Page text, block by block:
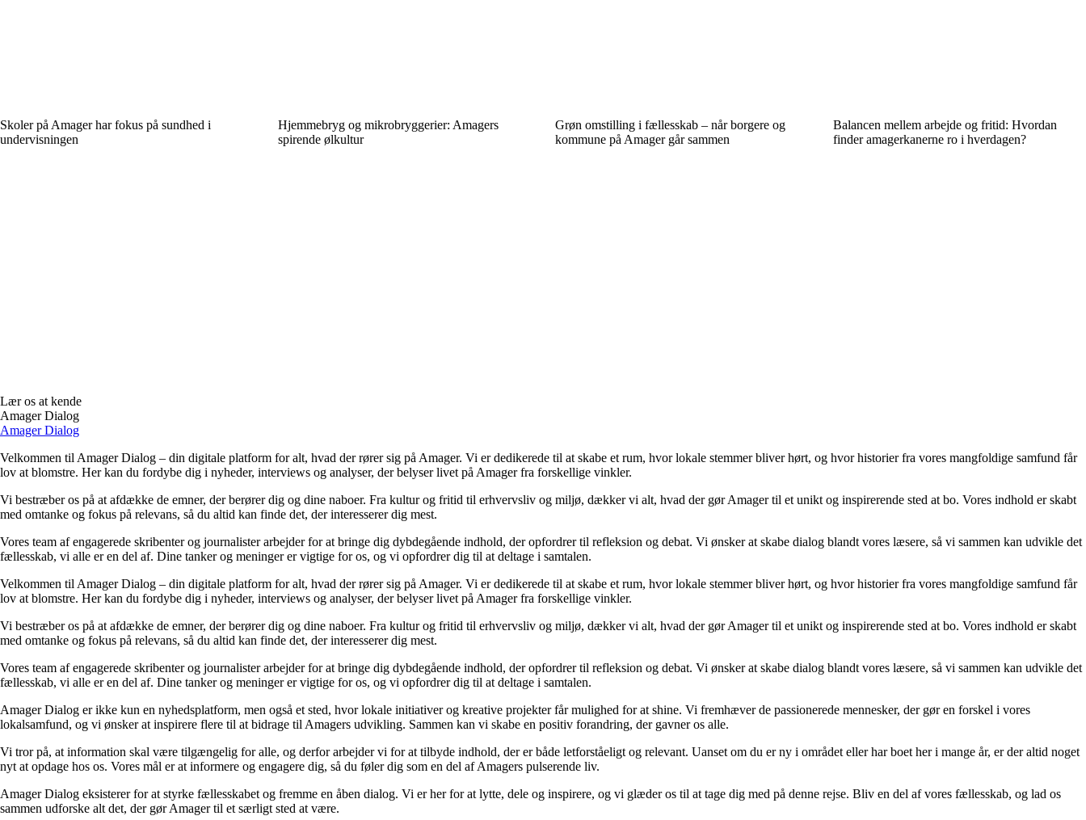
Skoler på Amager har fokus på sundhed i
undervisningen
Hjemmebryg og mikrobryggerier: Amagers
spirende ølkultur
Grøn omstilling i fællesskab – når borgere og
kommune på Amager går sammen
Balancen mellem arbejde og fritid: Hvordan
finder amagerkanerne ro i hverdagen?
Lær os at kende
Amager Dialog
Amager Dialog
Velkommen til Amager Dialog – din digitale platform for alt, hvad der rører sig på Amager. Vi er dedikerede til at skabe et rum, hvor lokale stemmer bliver hørt, og hvor historier fra vores mangfoldige samfund får
lov at blomstre. Her kan du fordybe dig i nyheder, interviews og analyser, der belyser livet på Amager fra forskellige vinkler.
Vi bestræber os på at afdække de emner, der berører dig og dine naboer. Fra kultur og fritid til erhvervsliv og miljø, dækker vi alt, hvad der gør Amager til et unikt og inspirerende sted at bo. Vores indhold er skabt
med omtanke og fokus på relevans, så du altid kan finde det, der interesserer dig mest.
Vores team af engagerede skribenter og journalister arbejder for at bringe dig dybdegående indhold, der opfordrer til refleksion og debat. Vi ønsker at skabe dialog blandt vores læsere, så vi sammen kan udvikle det
fællesskab, vi alle er en del af. Dine tanker og meninger er vigtige for os, og vi opfordrer dig til at deltage i samtalen.
Velkommen til Amager Dialog – din digitale platform for alt, hvad der rører sig på Amager. Vi er dedikerede til at skabe et rum, hvor lokale stemmer bliver hørt, og hvor historier fra vores mangfoldige samfund får
lov at blomstre. Her kan du fordybe dig i nyheder, interviews og analyser, der belyser livet på Amager fra forskellige vinkler.
Vi bestræber os på at afdække de emner, der berører dig og dine naboer. Fra kultur og fritid til erhvervsliv og miljø, dækker vi alt, hvad der gør Amager til et unikt og inspirerende sted at bo. Vores indhold er skabt
med omtanke og fokus på relevans, så du altid kan finde det, der interesserer dig mest.
Vores team af engagerede skribenter og journalister arbejder for at bringe dig dybdegående indhold, der opfordrer til refleksion og debat. Vi ønsker at skabe dialog blandt vores læsere, så vi sammen kan udvikle det
fællesskab, vi alle er en del af. Dine tanker og meninger er vigtige for os, og vi opfordrer dig til at deltage i samtalen.
Amager Dialog er ikke kun en nyhedsplatform, men også et sted, hvor lokale initiativer og kreative projekter får mulighed for at shine. Vi fremhæver de passionerede mennesker, der gør en forskel i vores
lokalsamfund, og vi ønsker at inspirere flere til at bidrage til Amagers udvikling. Sammen kan vi skabe en positiv forandring, der gavner os alle.
Vi tror på, at information skal være tilgængelig for alle, og derfor arbejder vi for at tilbyde indhold, der er både letforståeligt og relevant. Uanset om du er ny i området eller har boet her i mange år, er der altid noget
nyt at opdage hos os. Vores mål er at informere og engagere dig, så du føler dig som en del af Amagers pulserende liv.
Amager Dialog eksisterer for at styrke fællesskabet og fremme en åben dialog. Vi er her for at lytte, dele og inspirere, og vi glæder os til at tage dig med på denne rejse. Bliv en del af vores fællesskab, og lad os
sammen udforske alt det, der gør Amager til et særligt sted at være.